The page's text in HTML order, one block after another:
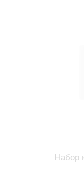
Набор